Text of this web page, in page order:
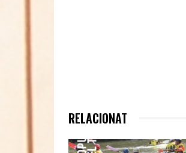
RELACIONAT